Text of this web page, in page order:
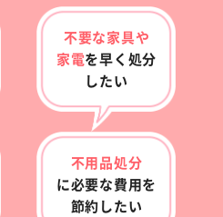
不要な家具や
家電を早く 処分
したい
不用品処分
に必要な費用を
節約したい